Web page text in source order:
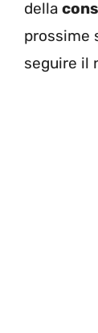
della
prossime
seguire il